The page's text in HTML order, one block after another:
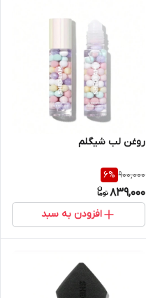
روغن لب شیگلم
900,000
6%
839,000
افزودن به سبد